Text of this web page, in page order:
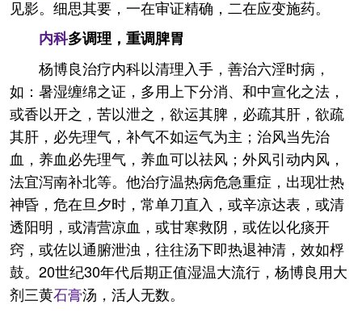
见影。细思其要，一在审证精确，二在应变施药。
内科多调理，重调脾胃
杨博良治疗内科以清理入手，善治六淫时病，
如：暑湿缠绵之证，多用上下分消、和中宣化之法，
或香以开之，苦以泄之，欲运其脾，必疏其肝，欲疏
其肝，必先理气，补气不如运气为主；治风当先治
血，养血必先理气，养血可以祛风；外风引动内风，
法宜泻南补北等。他治疗温热病危急重症，出现壮热
神昏，危在旦夕时，常单刀直入，或辛凉达表，或清
透阳明，或清营凉血，或甘寒救阴，或佐以化痰开
窍，或佐以通腑泄浊，往往汤下即热退神清，效如桴
鼓。20世纪30年代后期正值湿温大流行，杨博良用大
剂三黄石膏汤，活人无数。